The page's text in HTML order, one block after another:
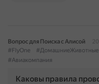
Вопрос для Поиска с Алисой
#FlyOne
#ДомашниеЖивотные
#Авиакомпания
Каковы правила